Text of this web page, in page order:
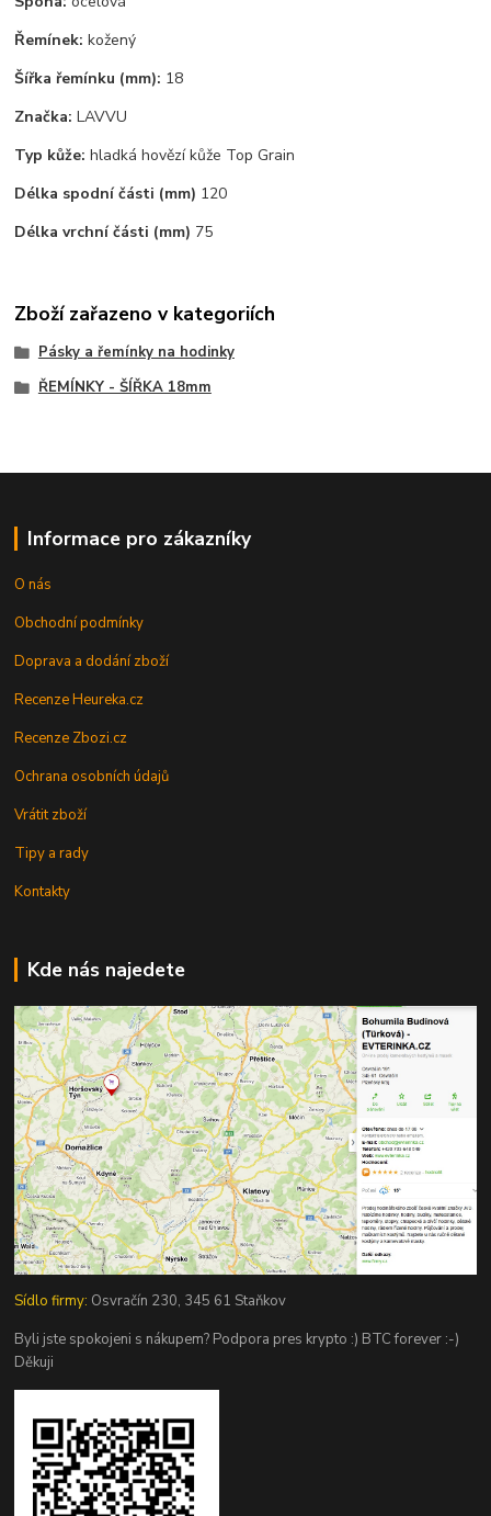
Řemínek: kožený
Šířka řemínku (mm): 18
Značka: LAVVU
Typ kůže: hladká hovězí kůže Top Grain
Délka spodní části (mm) 120
Délka vrchní části (mm) 75
Zboží zařazeno v kategoriích
Pásky a řemínky na hodinky
ŘEMÍNKY - ŠÍŘKA 18mm
Informace pro zákazníky
O nás
Obchodní podmínky
Doprava a dodání zboží
Recenze Heureka.cz
Recenze Zbozi.cz
Ochrana osobních údajů
Vrátit zboží
Tipy a rady
Kontakty
Kde nás najedete
Sídlo firmy: Osvračín 230, 345 61 Staňkov
Byli jste spokojeni s nákupem? Podpora pres krypto :) BTC forever :-)
Děkuji